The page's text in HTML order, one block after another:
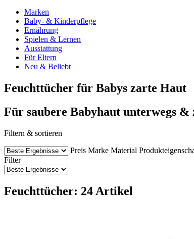
Marken
Baby- & Kinderpflege
Ernährung
Spielen & Lernen
Ausstattung
Für Eltern
Neu & Beliebt
Feuchttücher für Babys zarte Haut
Für saubere Babyhaut unterwegs &
Filtern & sortieren
Preis Marke Material
Filter
Feuchttücher: 24 Artikel